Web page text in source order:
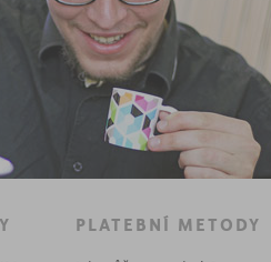
PLATEBNÍ METODY